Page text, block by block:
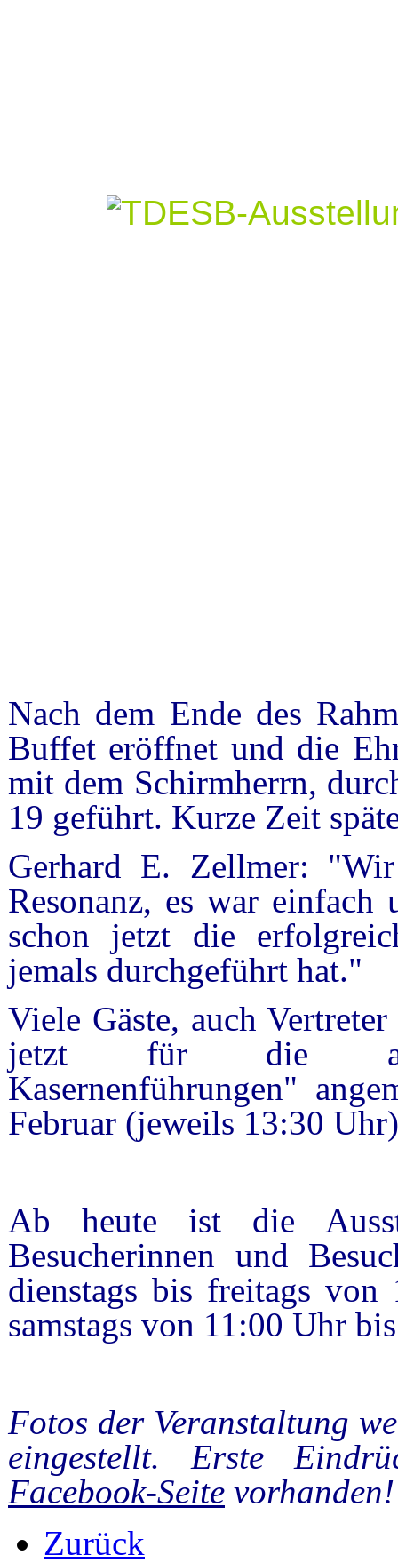
Nach dem Ende des
Buffet eröffnet und die
mit dem Schirmherrn,
19 geführt. Kurze Zeit
Gerhard E. Zellmer:
Resonanz, es war
schon jetzt die
jemals durchgeführt hat."
Viele Gäste, auch
jetzt für die
Kasernenführungen"
Februar (jeweils 13:30
Ab heute ist die
Besucherinnen und
dienstags bis freitags
samstags von 11:00 Uhr
Fotos der Veranstaltung
eingestellt. Erste
Facebook-Seite vorhanden!
Zurück